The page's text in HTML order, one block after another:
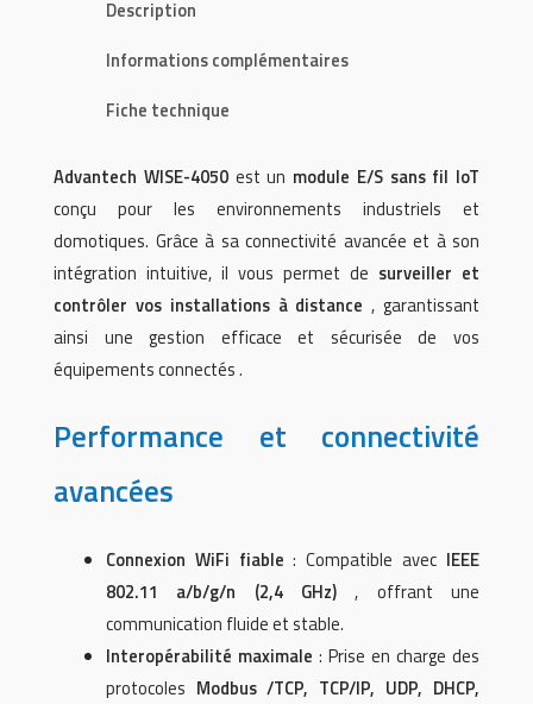
Description
Informations complémentaires
Fiche technique
Advantech WISE-4050est un module E/S sans fil IoT
conçu pour les environnements industriels et
domotiques. Grâce à sa connectivité avancée et à son
intégration intuitive, il vous permet de surveiller et
contrôler vos installations à distance, garantissant
ainsi une gestion efficace et sécurisée de vos
équipements connectés .
Performance et connectivité
avancées
Connexion WiFi fiable : Compatible avec IEEE
802.11 a/b/g/n (2,4 GHz), offrant une
communication fluide et stable.
Interopérabilité maximale : Prise en charge des
protocoles Modbus /TCP, TCP/IP, UDP, DHCP,